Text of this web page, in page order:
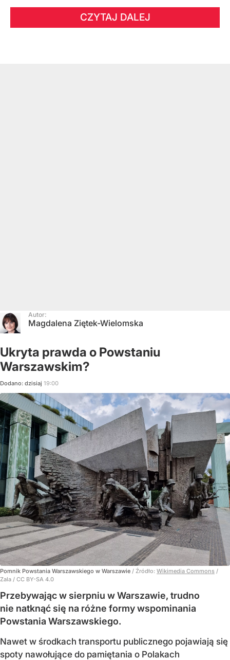
CZYTAJ DALEJ
Autor:
Magdalena Ziętek-Wielomska
Ukryta prawda o Powstaniu
Warszawskim?
Dodano: dzisiaj 19:00
Pomnik Powstania Warszawskiego w Warszawie / Źródło: Wikimedia Commons /
Zala / CC BY-SA 4.0
Przebywając w sierpniu w Warszawie, trudno
nie natknąć się na różne formy wspominania
Powstania Warszawskiego.
Nawet w środkach transportu publicznego pojawiają się
spoty nawołujące do pamiętania o Polakach